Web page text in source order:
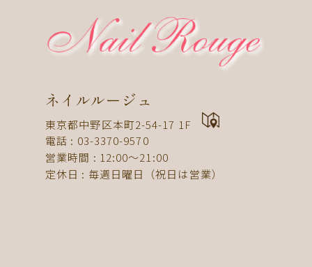
ネイルルージュ
東京都中野区本町2-54-17 1F
電話 : 03-3370-9570
営業時間 : 12:00〜21:00
定休日 : 毎週日曜日（祝日は営業）